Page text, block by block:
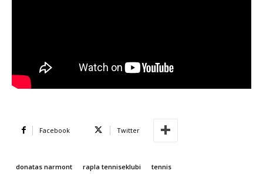
Facebook Twitter
donatas narmont rapla tenniseklubi tennis